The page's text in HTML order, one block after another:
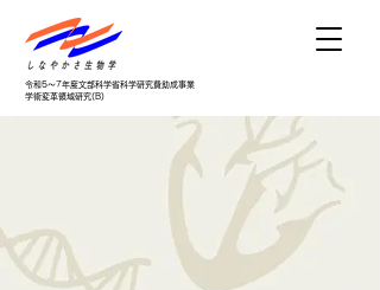
令和5～7年度文部科学省科学研究費助成事業
学術変革領域研究(B)